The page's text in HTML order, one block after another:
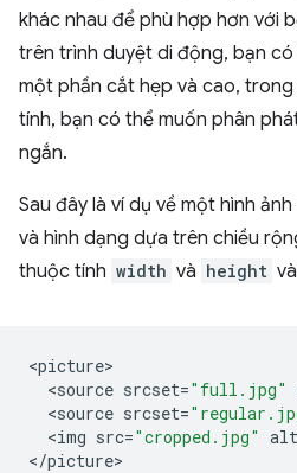
khác nhau để phù hợp hơn với
trên trình duyệt di động, bạn
một phần cắt hẹp và cao,
tính, bạn có thể muốn phân
ngắn.
Sau đây là ví dụ về một hình
và hình dạng dựa trên chiều
thuộc tính width và height
<picture
<source srcset="full.jpg"
<source srcset=
<img src="cropped.jpg" alt
</picture